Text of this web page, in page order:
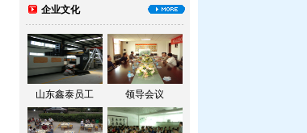
企业文化
山东鑫泰员工 领导会议